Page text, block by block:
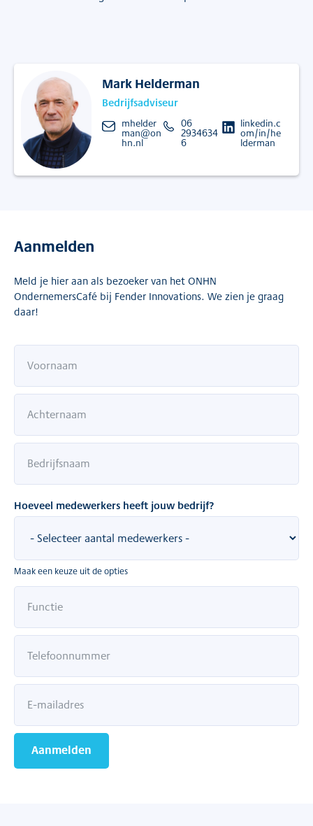
Mark Helderman
Bedrijfsadviseur
mhelder
man@on
hn.nl
06
2934634
6
linkedin.c
om/in/he
lderman
Aanmelden
Meld je hier aan als bezoeker van het ONHN
OndernemersCafé bij Fender Innovations. We zien je graag
daar!
Hoeveel medewerkers heeft jouw bedrijf?
Maak een keuze uit de opties
Aanmelden